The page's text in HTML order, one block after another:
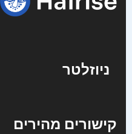
ניוזלטר
קישורים מהירים